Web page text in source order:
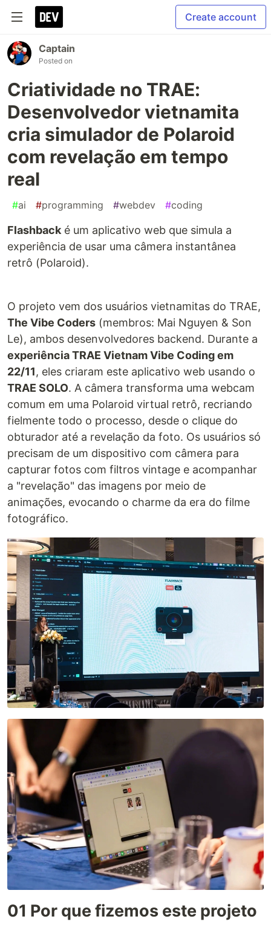
Create account
Captain
Posted on
Criatividade no TRAE:
Desenvolvedor vietnamita
cria simulador de Polaroid
com revelação em tempo
real
#ai #programming #webdev #coding
Flashback é um aplicativo web que simula a
experiência de usar uma câmera instantânea
retrô (Polaroid).
O projeto vem dos usuários vietnamitas do TRAE,
The Vibe Coders (membros: Mai Nguyen & Son
Le), ambos desenvolvedores backend. Durante a
experiência TRAE Vietnam Vibe Coding em
22/11, eles criaram este aplicativo web usando o
TRAE SOLO. A câmera transforma uma webcam
comum em uma Polaroid virtual retrô, recriando
fielmente todo o processo, desde o clique do
obturador até a revelação da foto. Os usuários só
precisam de um dispositivo com câmera para
capturar fotos com filtros vintage e acompanhar
a "revelação" das imagens por meio de
animações, evocando o charme da era do filme
fotográfico.
01 Por que fizemos este projeto